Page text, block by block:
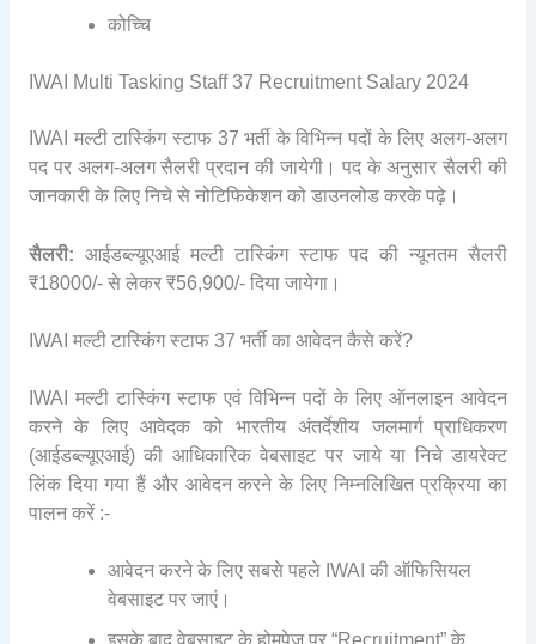
कोच्चि
IWAI Multi Tasking Staff 37 Recruitment Salary 2024
IWAI मल्टी टास्किंग स्टाफ 37 भर्ती के विभिन्न पदों के लिए अलग-अलग
पद पर अलग-अलग सैलरी प्रदान की जायेगी। पद के अनुसार सैलरी की
जानकारी के लिए निचे से नोटिफिकेशन को डाउनलोड करके पढ़े।
सैलरी: आईडब्ल्यूएआई मल्टी टास्किंग स्टाफ पद की न्यूनतम सैलरी
₹18000/- से लेकर ₹56,900/- दिया जायेगा।
IWAI मल्टी टास्किंग स्टाफ 37 भर्ती का आवेदन कैसे करें?
IWAI मल्टी टास्किंग स्टाफ एवं विभिन्न पदों के लिए ऑनलाइन आवेदन
करने के लिए आवेदक को भारतीय अंतर्देशीय जलमार्ग प्राधिकरण
(आईडब्ल्यूएआई) की आधिकारिक वेबसाइट पर जाये या निचे डायरेक्ट
लिंक दिया गया हैं और आवेदन करने के लिए निम्नलिखित प्रक्रिया का
पालन करें :-
आवेदन करने के लिए सबसे पहले IWAI की ऑफिसियल
वेबसाइट पर जाएं।